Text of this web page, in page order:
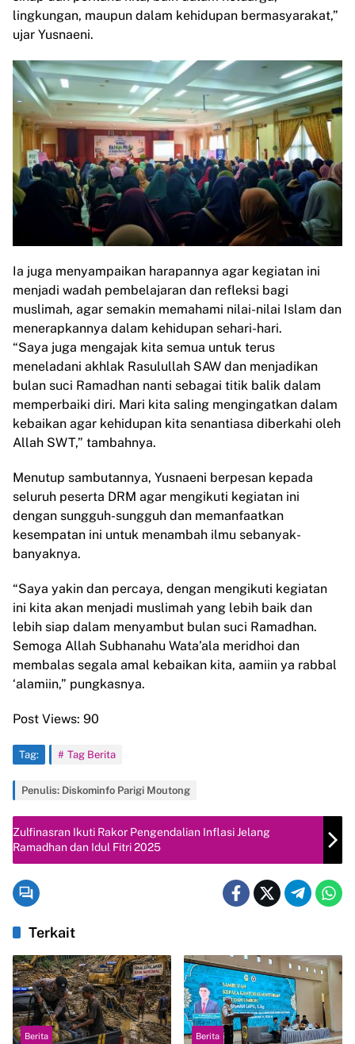
lingkungan, maupun dalam kehidupan bermasyarakat,”
ujar Yusnaeni.
Ia juga menyampaikan harapannya agar kegiatan ini
menjadi wadah pembelajaran dan refleksi bagi
muslimah, agar semakin memahami nilai-nilai Islam dan
menerapkannya dalam kehidupan sehari-hari.
“Saya juga mengajak kita semua untuk terus
meneladani akhlak Rasulullah SAW dan menjadikan
bulan suci Ramadhan nanti sebagai titik balik dalam
memperbaiki diri. Mari kita saling mengingatkan dalam
kebaikan agar kehidupan kita senantiasa diberkahi oleh
Allah SWT,” tambahnya.
Menutup sambutannya, Yusnaeni berpesan kepada
seluruh peserta DRM agar mengikuti kegiatan ini
dengan sungguh-sungguh dan memanfaatkan
kesempatan ini untuk menambah ilmu sebanyak-
banyaknya.
“Saya yakin dan percaya, dengan mengikuti kegiatan
ini kita akan menjadi muslimah yang lebih baik dan
lebih siap dalam menyambut bulan suci Ramadhan.
Semoga Allah Subhanahu Wata’ala meridhoi dan
membalas segala amal kebaikan kita, aamiin ya rabbal
‘alamiin,” pungkasnya.
Post Views: 90
Tag: Tag Berita
Penulis: Diskominfo Parigi Moutong
Zulfinasran Ikuti Rakor Pengendalian Inflasi Jelang
Ramadhan dan Idul Fitri 2025
Terkait
Berita Berita